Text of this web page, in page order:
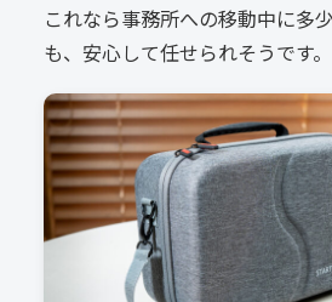
これなら事務所への移動中に多
も、安心して任せられそうです。